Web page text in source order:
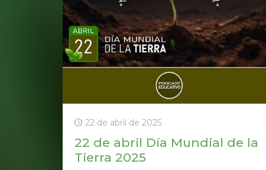
22 de abril de 2025
22 de abril Día Mundial de la
Tierra 2025